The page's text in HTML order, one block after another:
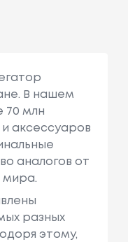
В нашем
70 млн
аксессуаров
аналогов от
мира.
разных
этому,